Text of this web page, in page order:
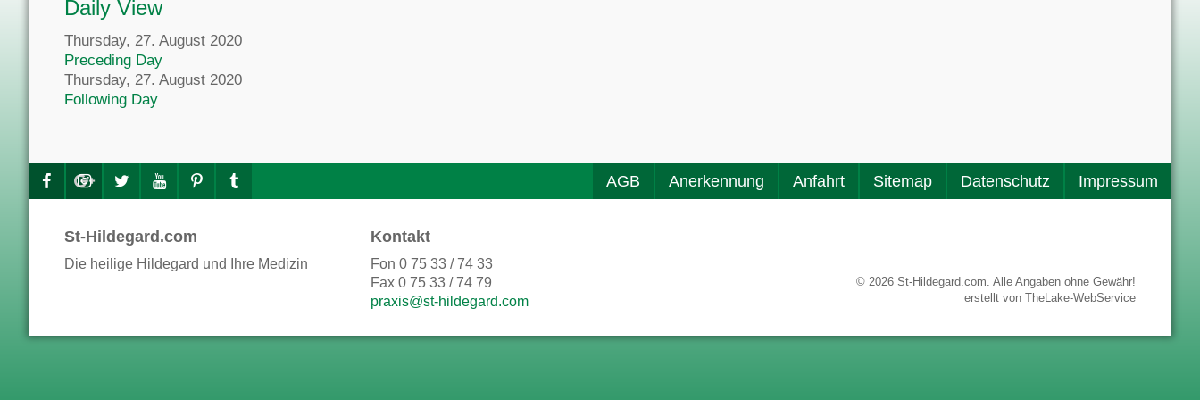
Daily View
Thursday, 27. August 2020
Preceding Day
Thursday, 27. August 2020
Following Day
AGB Anerkennung Anfahrt Sitemap Datenschutz Impressum
St-Hildegard.com
Die heilige Hildegard und Ihre Medizin
Kontakt
Fon 0 75 33 / 74 33
Fax 0 75 33 / 74 79
praxis@st-hildegard.com
© 2026 St-Hildegard.com. Alle Angaben ohne Gewähr!
erstellt von TheLake-WebService